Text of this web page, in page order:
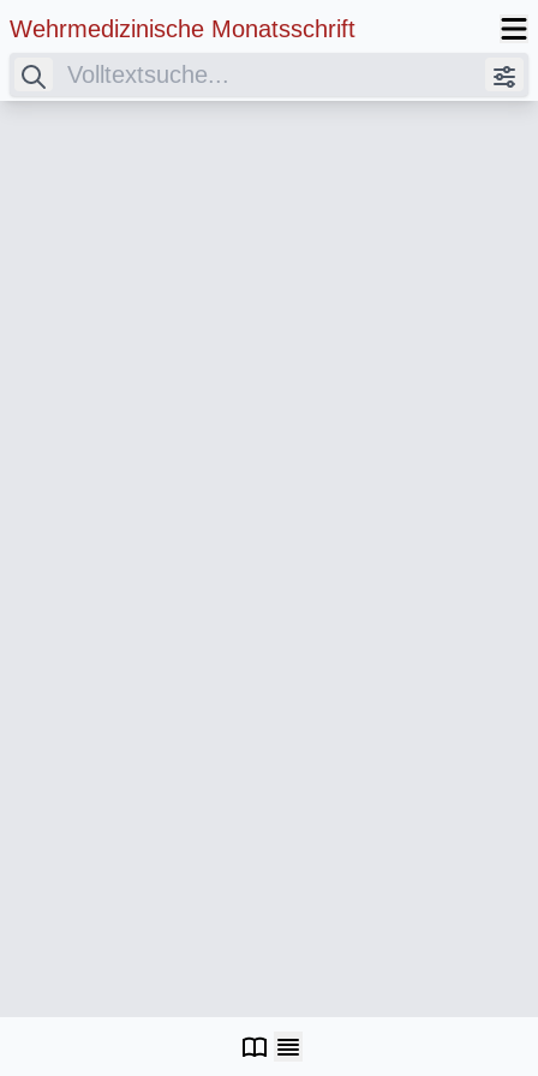
Wehrmedizinische Monatsschrift